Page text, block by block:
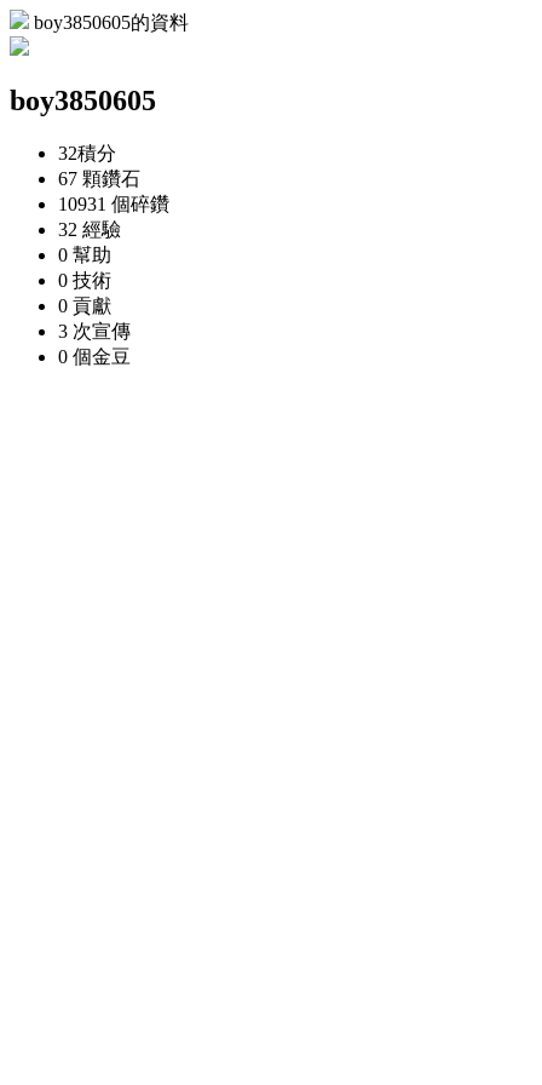
boy3850605的資料
boy3850605
32積分
67 顆鑽石
10931 個碎鑽
32 經驗
0 幫助
0 技術
0 貢獻
3 次宣傳
0 個金豆